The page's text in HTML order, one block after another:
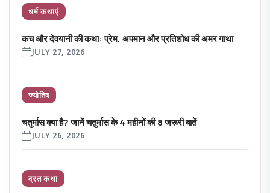
धर्म कथाएं
कच और देवयानी की कथा: प्रेम, अपमान और प्रतिशोध की अमर गाथा
JULY 27, 2026
ज्योतिष
चतुर्मास क्या है? जानें चतुर्मास के 4 महीनों की 8 जरूरी बातें
JULY 26, 2026
व्रत कथा